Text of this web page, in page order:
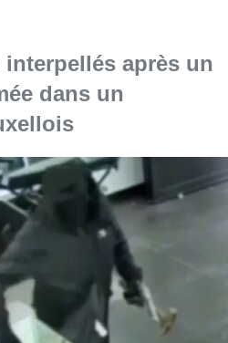
interpellés après un
dans un